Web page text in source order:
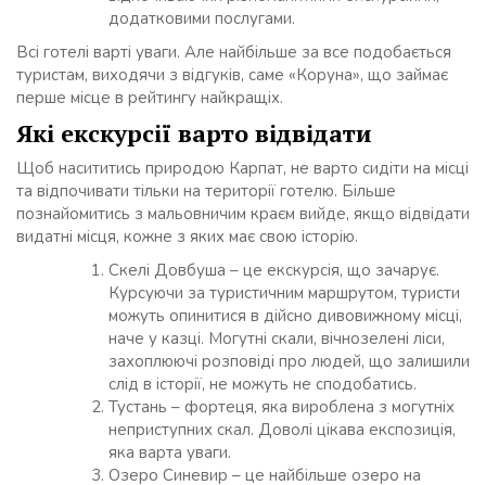
додатковими послугами.
Всі готелі варті уваги. Але найбільше за все подобається
туристам, виходячи з відгуків, саме «Коруна», що займає
перше місце в рейтингу найкращіх.
Які екскурсії варто відвідати
Щоб насититись природою Карпат, не варто сидіти на місці
та відпочивати тільки на території готелю. Більше
познайомитись з мальовничим краєм вийде, якщо відвідати
видатні місця, кожне з яких має свою історію.
Скелі Довбуша – це екскурсія, що зачарує.
Курсуючи за туристичним маршрутом, туристи
можуть опинитися в дійсно дивовижному місці,
наче у казці. Могутні скали, вічнозелені ліси,
захоплюючі розповіді про людей, що залишили
слід в історії, не можуть не сподобатись.
Тустань – фортеця, яка вироблена з могутніх
неприступних скал. Доволі цікава експозиція,
яка варта уваги.
Озеро Синевир – це найбільше озеро на